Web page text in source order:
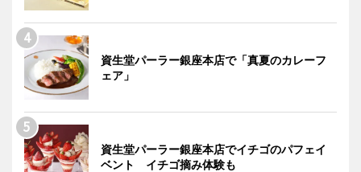
資生堂パーラー銀座本店で「真夏のカレーフ
ェア」
資生堂パーラー銀座本店でイチゴのパフェイ
ベント イチゴ摘み体験も